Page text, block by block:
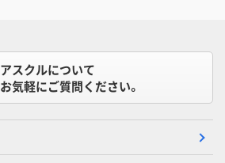
アスクルについて
お気軽にご質問ください。